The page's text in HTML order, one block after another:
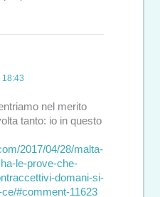
nel merito
tanto: io in questo
2017/04/28/malta-
le-prove-che-
domani-si-
#comment-11623